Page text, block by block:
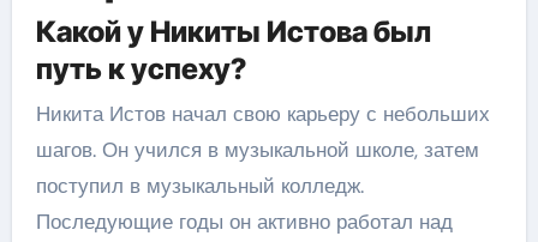
Какой у Никиты Истова был
путь к успеху?
Никита Истов начал свою карьеру с небольших
шагов. Он учился в музыкальной школе, затем
поступил в музыкальный колледж.
Последующие годы он активно работал над